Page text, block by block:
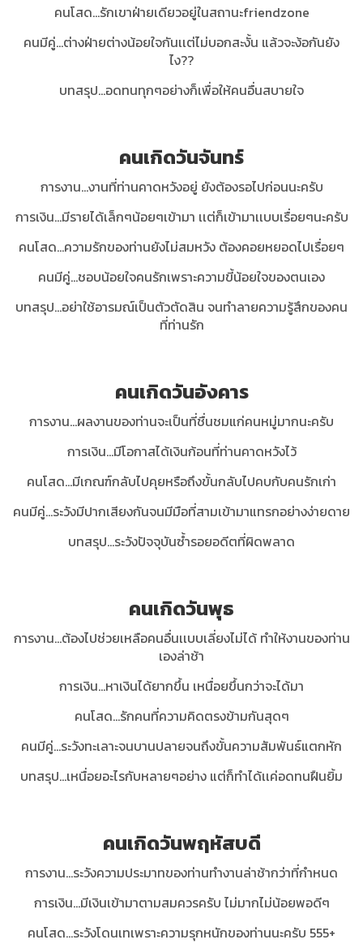
คนโสด…รักเขาฝ่ายเดียวอยู่ในสถานะfriendzone
คนมีคู่…ต่างฝ่ายต่างน้อยใจกันเเต่ไม่บอกสะงั้น แล้วจะง้อกันยัง
ไง??
บทสรุป...อดทนทุกๆอย่างก็เพื่อให้คนอื่นสบายใจ
คนเกิดวันจันทร์
การงาน...งานที่ท่านคาดหวังอยู่ ยังต้องรอไปก่อนนะครับ
การเงิน...มีรายได้เล็กๆน้อยๆเข้ามา เเต่ก็เข้ามาเเบบเรื่อยๆนะครับ
คนโสด...ความรักของท่านยังไม่สมหวัง ต้องคอยหยอดไปเรื่อยๆ
คนมีคู่...ชอบน้อยใจคนรักเพราะความขี้น้อยใจของตนเอง
บทสรุป...อย่าใช้อารมณ์เป็นตัวตัดสิน จนทำลายความรู้สึกของคน
ที่ท่านรัก
คนเกิดวันอังคาร
การงาน...ผลงานของท่านจะเป็นที่ชื่นชมแก่คนหมู่มากนะครับ
การเงิน...มีโอกาสได้เงินก้อนที่ท่านคาดหวังไว้
คนโสด...มีเกณฑ์กลับไปคุยหรือถึงขั้นกลับไปคบกับคนรักเก่า
คนมีคู่...ระวังมีปากเสียงกันจนมีมือที่สามเข้ามาแทรกอย่างง่ายดาย
บทสรุป...ระวังปัจจุบันซ้ำรอยอดีตที่ผิดพลาด
คนเกิดวันพุธ
การงาน…ต้องไปช่วยเหลือคนอื่นเเบบเลี่ยงไม่ได้ ทำให้งานของท่าน
เองล่าช้า
การเงิน…หาเงินได้ยากขึ้น เหนื่อยขึ้นกว่าจะได้มา
คนโสด...รักคนที่ความคิดตรงข้ามกันสุดๆ
คนมีคู่…ระวังทะเลาะจนบานปลายจนถึงขั้นความสัมพันธ์แตกหัก
บทสรุป...เหนื่อยอะไรกับหลายๆอย่าง แต่ก็ทำได้เเค่อดทนฝืนยิ้ม
คนเกิดวันพฤหัสบดี
การงาน...ระวังความประมาทของท่านทำงานล่าช้ากว่าที่กำหนด
การเงิน…มีเงินเข้ามาตามสมควรครับ ไม่มากไม่น้อยพอดีๆ
คนโสด...ระวังโดนเทเพราะความรุกหนักของท่านนะครับ 555+